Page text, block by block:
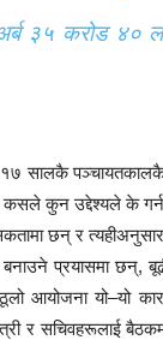
३५ करोड ४०
सालकै
कसले कुन उद्देश्यले के
छन् र
प्रयासमा छन्,
आयोजना यो–यो
र सचिवहरूलाई